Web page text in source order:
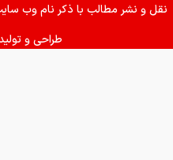
چرا ین ژاپن سقوط کرد؟
نقل و نشر مطالب با ذکر نام وب
طراحی و